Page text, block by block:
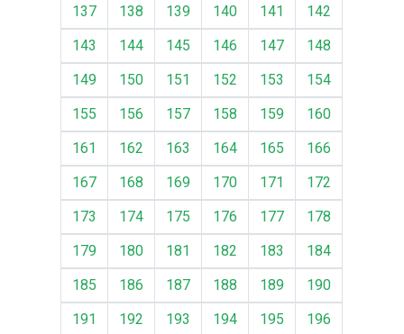
137
138 139 140 141
142
143
144 145 146 147
148
149
150 151 152 153
154
155
156 157 158 159
160
161
162 163 164 165
166
167
168 169 170 171
172
173
174 175 176 177
178
179
180 181 182 183
184
185
186 187 188 189
190
191
192 193 194 195
196